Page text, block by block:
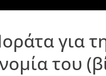
για
του